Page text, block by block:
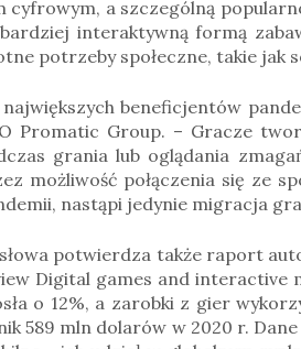
cyfrowym, a szczególną
interaktywną formą
potrzeby społeczne, takie jak
największych beneficjentów
Promatic Group. – Gracze
grania lub oglądania
możliwość połączenia się ze
nastąpi jedynie migracja
potwierdza także raport
Digital games and interactive
o 12%, a zarobki z gier
589 mln dolarów w 2020 r.